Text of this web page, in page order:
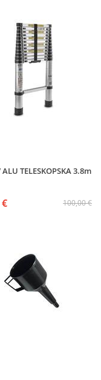
ALU TELESKOPSKA 3.8m
100,00 €